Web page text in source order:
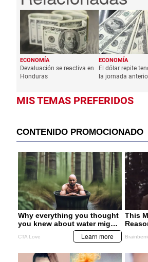
ECONOMÍA
Devaluación se reactiva en
Honduras
ECONOMÍA
El dólar repite
la jornada
MIS TEMAS PREFERIDOS